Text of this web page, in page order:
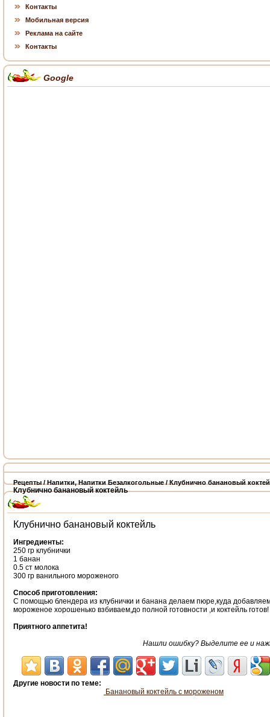
Контакты
Мобильная версия
Реклама на сайте
Контакты
Google
Рецепты/Напитки,Напитки Безалкогольные/ Клубнично банановый
Клубнично банановый коктейль
Клубнично банановый коктейль
Ингредиенты:
250 гр клубнички
1 банан
0.5 ст молока
300 гр ванильного мороженого
Способ приготовления:
С помощью блендера из клубнички и банана делаем пюре,куда
мороженое хорошенько взбиваем,до полной готовности ,и коктейль готов!
Приятного аппетита!
Нашли ошибку? Выделите ее и
Другие новости по теме:
Банановый коктейль с мороженом